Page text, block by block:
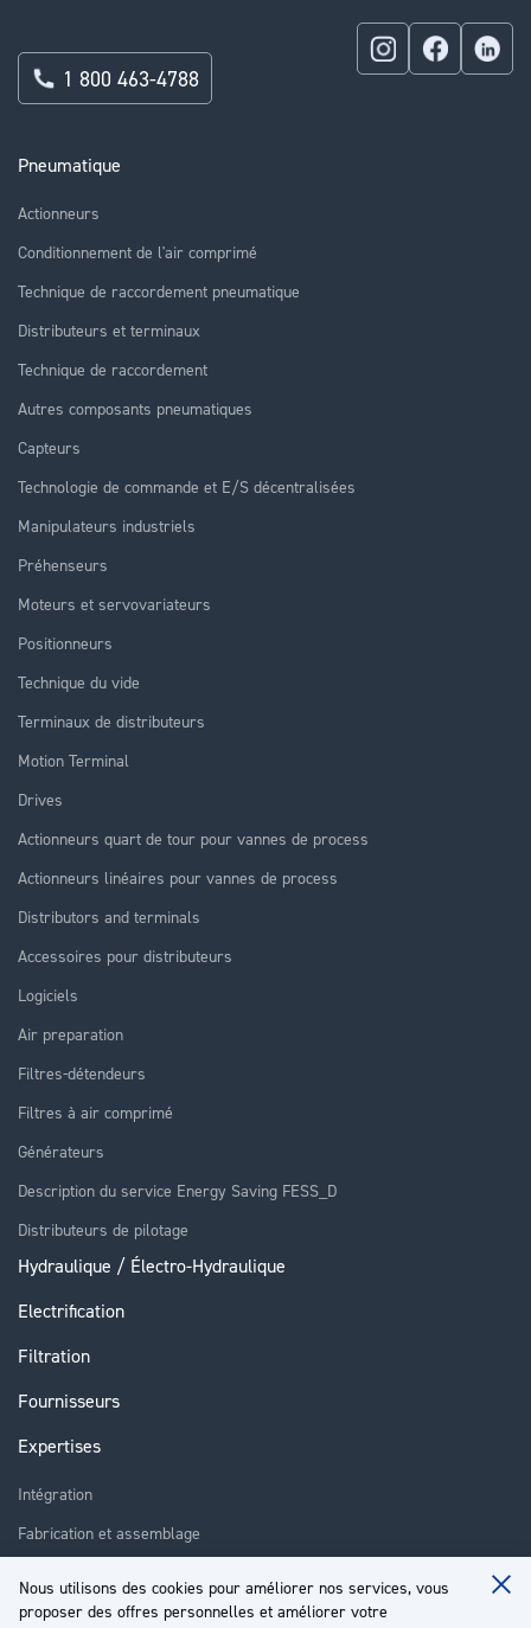
Nous utilisons des cookies pour améliorer nos services, vous
proposer des offres personnelles et améliorer votre
Pneumatique
Actionneurs
Conditionnement de l'air comprimé
Technique de raccordement pneumatique
Distributeurs et terminaux
Technique de raccordement
Autres composants pneumatiques
Capteurs
Technologie de commande et E/S décentralisées
Manipulateurs industriels
Préhenseurs
Moteurs et servovariateurs
Positionneurs
Technique du vide
Terminaux de distributeurs
Motion Terminal
Drives
Actionneurs quart de tour pour vannes de process
Actionneurs linéaires pour vannes de process
Distributors and terminals
Accessoires pour distributeurs
Logiciels
Air preparation
Filtres-détendeurs
Filtres à air comprimé
Générateurs
Description du service Energy Saving FESS_D
Distributeurs de pilotage
Hydraulique / Électro-Hydraulique
Electrification
Filtration
Fournisseurs
Expertises
Intégration
Fabrication et assemblage
Réparation
1 800 463-4788